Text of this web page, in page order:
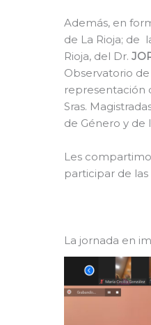
Además, en
de La Rioja; de
Rioja, del Dr.
Observatorio de
representación
Sras.
de Género y de
Les
participar de las
La jornada en